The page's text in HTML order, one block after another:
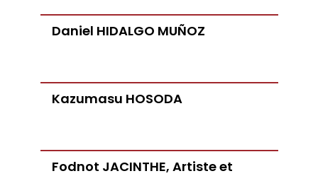
Daniel HIDALGO MUÑOZ
Kazumasu HOSODA
Fodnot JACINTHE, Artiste et